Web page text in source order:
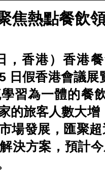
焦熱點餐飲
，香港）香港
日假香港會議
習為一體的餐
的旅客人數大
場發展，匯聚
決方案，預計